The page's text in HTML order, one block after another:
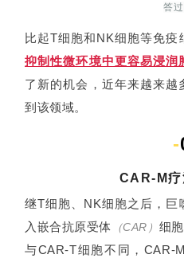
答
比起T细胞和NK细胞等免疫
抑制性微环境中更容易浸润
了新的机会，近年来越来越
到该领域。
-
CAR-M疗
继T细胞、NK细胞之后，巨
入嵌合抗原受体 （CAR） 细
与CAR-T细胞不同，CAR-